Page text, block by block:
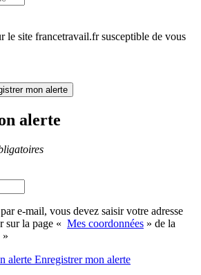
le site francetravail.fr susceptible de vous
mon alerte
alerte
e-mail, vous devez saisir votre adresse
sur la page « Mes coordonnées » de la
»
alerte Enregistrermon alerte